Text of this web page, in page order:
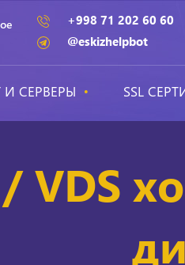
+998 71 202 60 60
@eskizhelpbot
СЕРВЕРЫ SSL
VDS